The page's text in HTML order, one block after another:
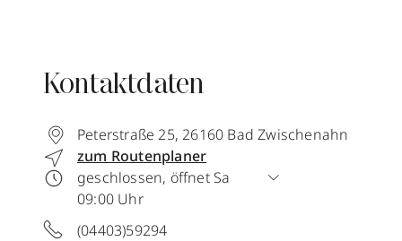
Kontaktdaten
Peterstraße 25,26160 Bad Zwischenahn
zum Routenplaner
geschlossen, öffnet Sa
09:00 Uhr
(04403)59294